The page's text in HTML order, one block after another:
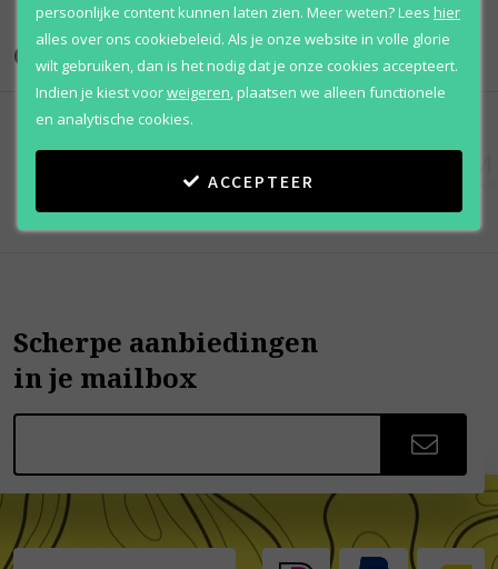
Onze merken
Scherpe aanbiedingen
in je mailbox
persoonlijke content kunnen laten zien. Meer weten?Lees hier
alles over ons cookiebeleid. Als je onze website in volle glorie
wilt gebruiken, dan is het nodig dat je onze cookies accepteert.
Indien je kiest voorweigeren plaatsen we alleen functionele
en analytische cookies.
ACCEPTEER